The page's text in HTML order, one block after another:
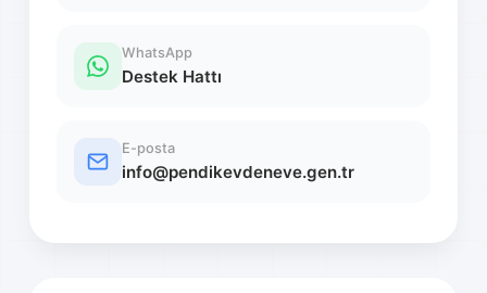
WhatsApp
Destek Hattı
E-posta
info@pendikevdeneve.gen.tr